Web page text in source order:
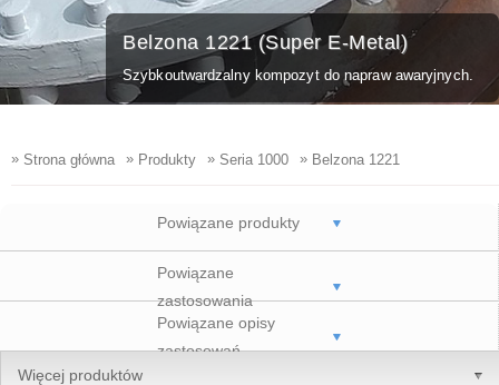
Belzona 1221 (Super E-Metal)
Szybkoutwardzalny kompozyt do napraw awaryjnych.
» Strona główna » Produkty » Seria 1000 » Belzona 1221
Powiązane produkty
Powiązane
zastosowania
Powiązane opisy
zastosowań
Więcej produktów